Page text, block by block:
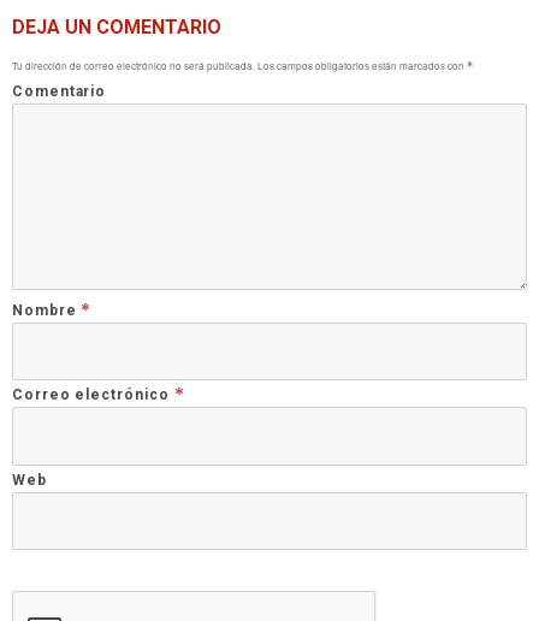
DEJA UN COMENTARIO
Tu dirección de correo electrónico no será publicada. Los campos obligatorios están marcados con *
Comentario
Nombre *
Correo electrónico *
Web